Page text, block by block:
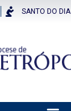
SANTO DO DIA